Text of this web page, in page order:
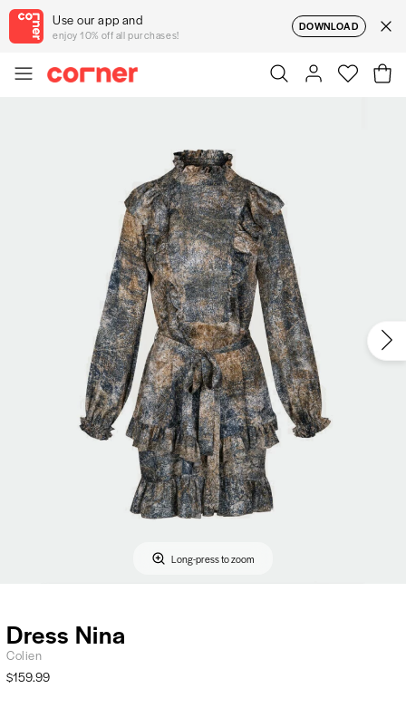
Use our app and
enjoy 10% off all purchases!
DOWNLOAD
Long-press to zoom
Dress Nina
Colien
$159.99